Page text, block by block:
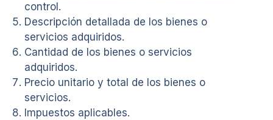
control.
Descripción detallada de los bienes o
servicios adquiridos.
Cantidad de los bienes o servicios
adquiridos.
Precio unitario y total de los bienes o
servicios.
Impuestos aplicables.